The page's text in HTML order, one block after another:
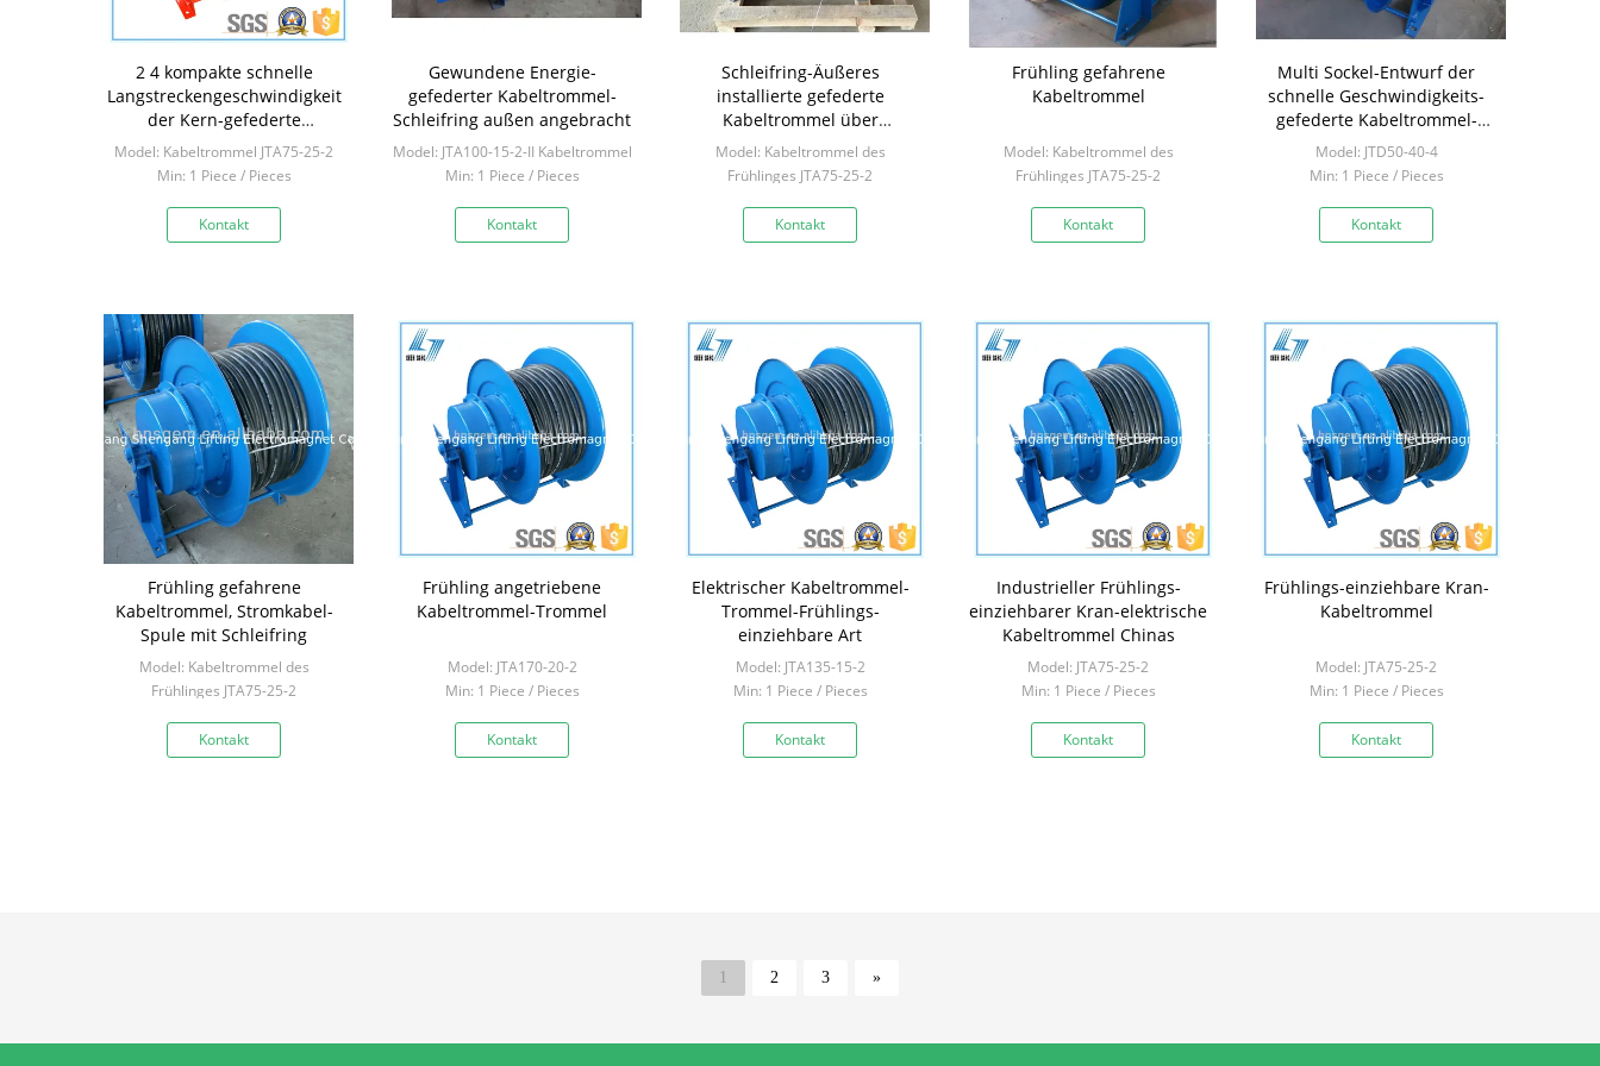
2 4 kompakte schnelle
Langstreckengeschwindigkeit
der Kern-gefederte
Kabeltrommel-240V
Model: Kabeltrommel JTA75-25-2
Min: 1 Piece / Pieces
Kontakt
Gewundene Energie-
gefederter Kabeltrommel-
Schleifring außen angebracht
Model: JTA100-15-2-II Kabeltrommel
Min: 1 Piece / Pieces
Kontakt
Schleifring-Äußeres
installierte gefederte
Kabeltrommel über
hängender Art
Model: Kabeltrommel des
Frühlinges JTA75-25-2
Kontakt
Frühling gefahrene
Kabeltrommel
Model: Kabeltrommel des
Frühlinges JTA75-25-2
Kontakt
Multi Sockel-Entwurf der
schnelle Geschwindigkeits-
gefederte Kabeltrommel-
großer Kapazitäts-JTD
Model: JTD50-40-4
Min: 1 Piece / Pieces
Kontakt
Frühling gefahrene
Kabeltrommel, Stromkabel-
Spule mit Schleifring
Model: Kabeltrommel des
Frühlinges JTA75-25-2
Kontakt
Frühling angetriebene
Kabeltrommel-Trommel
Model: JTA170-20-2
Min: 1 Piece / Pieces
Kontakt
Elektrischer Kabeltrommel-
Trommel-Frühlings-
einziehbare Art
Model: JTA135-15-2
Min: 1 Piece / Pieces
Kontakt
Industrieller Frühlings-
einziehbarer Kran-elektrische
Kabeltrommel Chinas
Model: JTA75-25-2
Min: 1 Piece / Pieces
Kontakt
Frühlings-einziehbare Kran-
Kabeltrommel
Model: JTA75-25-2
Min: 1 Piece / Pieces
Kontakt
1 2 3 »